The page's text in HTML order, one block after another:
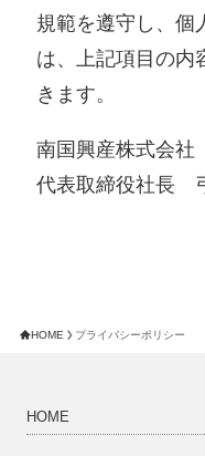
規範を遵守し、個
は、上記項目の内
きます。
南国興産株式会社
代表取締役社長
HOME プライバシーポリシー
HOME